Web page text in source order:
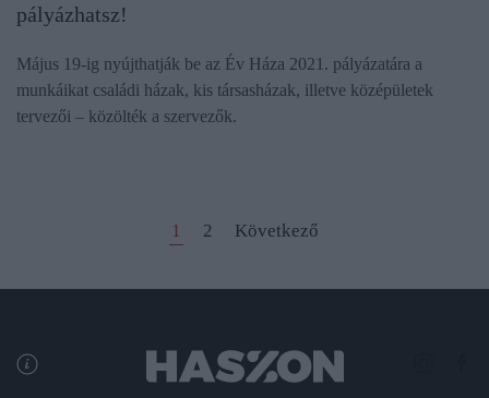
pályázhatsz!
Május 19-ig nyújthatják be az Év Háza 2021. pályázatára a
munkáikat családi házak, kis társasházak, illetve középületek
tervezői – közölték a szervezők.
1 2 Következő